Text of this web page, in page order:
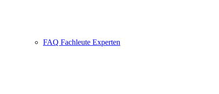
FAQ Fachleute Experten